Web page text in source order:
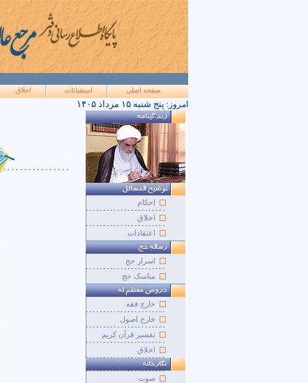
صفحه اصلي استفتائات اخلاق
امروز: ۱۴۰۵ پنج شنبه ۱۵ مرداد
احکام
اخلاق
اعتقادات
اسرار حج
مناسک حج
خارج فقه
خارج اصول
تفسیر قرآن کریم
اخلاق
صوت